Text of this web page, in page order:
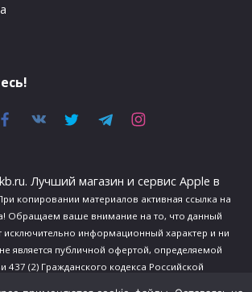
Лучший магазин и сервис Apple в
копировании материалов активная ссылка на
Обращаем ваше внимание на то, что данный
исключительно информационный характер и ни
является публичной офертой, определяемой
437 (2) Гражданского кодекса Российской